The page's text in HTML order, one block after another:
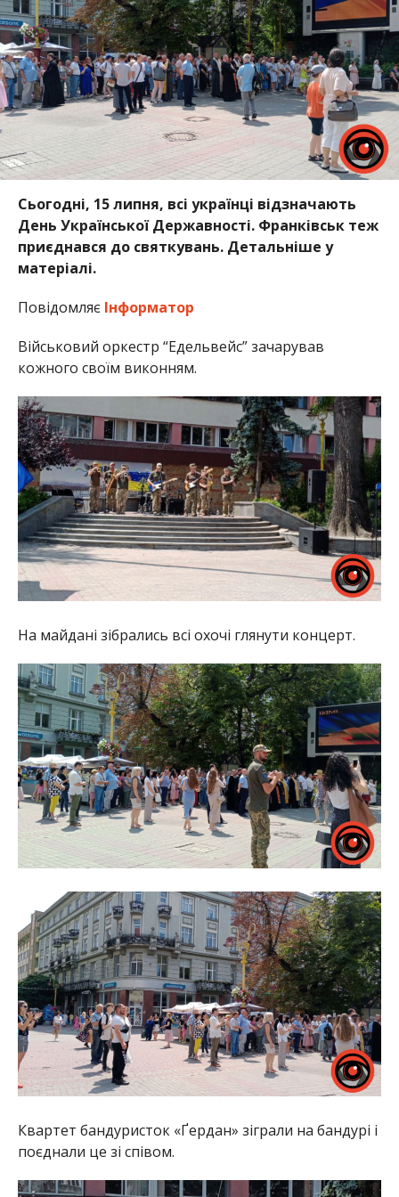
Сьогодні, 15 липня, всі українці відзначають
День Української Державності. Франківськ теж
приєднався до святкувань. Детальніше у
матеріалі.
Повідомляє Інформатор
Військовий оркестр “Едельвейс” зачарував
кожного своїм виконням.
На майдані зібрались всі охочі глянути концерт.
Квартет бандуристок «Ґердан» зіграли на бандурі і
поєднали це зі співом.